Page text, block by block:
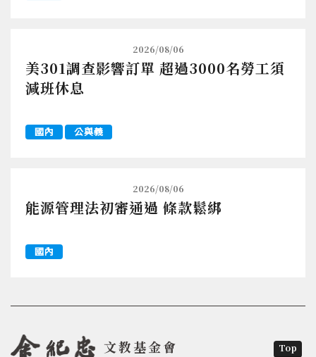
2026/08/06
美301調查影響訂單 超過3000名勞工須
減班休息
國內 公與義
2026/08/06
能源管理法初審通過 條款鬆綁
國內
文教基金會 Top